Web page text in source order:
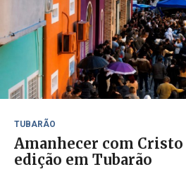
TUBARÃO
Amanhecer com
edição em Tubarão